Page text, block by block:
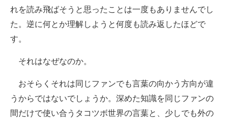
れを読み飛ばそうと思ったことは一度もありませんでし
た。逆に何とか理解しようと何度も読み返したほどで
す。
それはなぜなのか。
おそらくそれは同じファンでも言葉の向かう方向が違
うからではないでしょうか。深めた知識を同じファンの
間だけで使い合うタコツボ世界の言葉と、少しでも外の